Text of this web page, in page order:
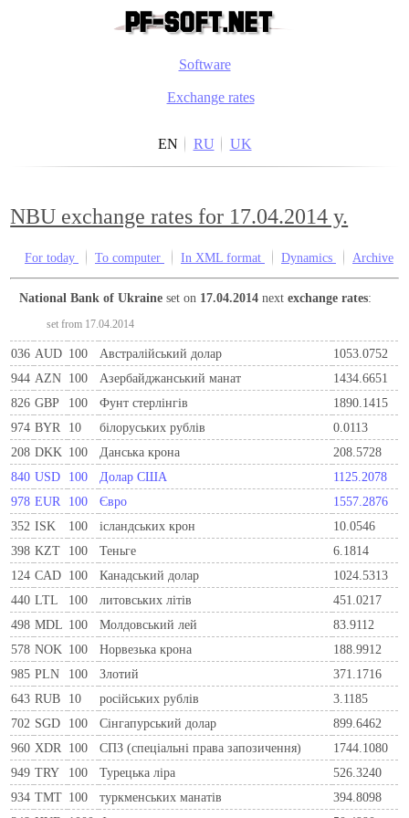
Software
Exchange rates
EN RU UK
NBU exchange rates for 17.04.2014 y.
For today To computer In XML format Dynamics Archive
National Bank of Ukraine set on 17.04.2014 nextexchange rates:
set from 17.04.2014
036 AUD 100 Австралійський долар
1053.0752
944 AZN 100 Азербайджанський манат
1434.6651
826 GBP 100 Фунт стерлінгів
1890.1415
974 BYR 10 білоруських рублів
0.0113
208 DKK 100 Данська крона
208.5728
840 USD 100 Долар США
1125.2078
978 EUR 100 Євро
1557.2876
352 ISK 100 ісландських крон
10.0546
398 KZT 100 Теньге
6.1814
124 CAD 100 Канадський долар
1024.5313
440 LTL 100 литовських літів
451.0217
498 MDL 100 Молдовський лей
83.9112
578 NOK 100 Норвезька крона
188.9912
985 PLN 100 Злотий
371.1716
643 RUB 10 російських рублів
3.1185
702 SGD 100 Сінгапурський долар
899.6462
960 XDR 100 СПЗ (спеціальні права запозичення)
1744.1080
949 TRY 100 Турецька ліра
526.3240
934 TMT 100 туркменських манатів
394.8098